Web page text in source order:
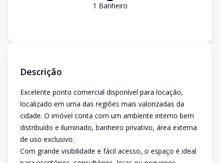
1 Banheiro
Descrição
Excelente ponto comercial disponível para locação,
localizado em uma das regiões mais valorizadas da
cidade. O imóvel conta com um ambiente interno bem
distribuído e iluminado, banheiro privativo, área externa
de uso exclusivo.
Com grande visibilidade e fácil acesso, o espaço é ideal